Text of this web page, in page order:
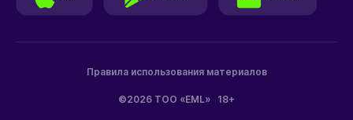
©2026 ТОО «EML» 18+
Правила использования материалов